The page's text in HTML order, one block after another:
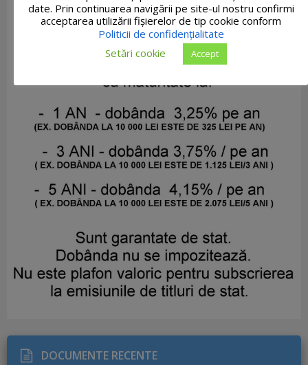
DOCUMENTE RECENTE
date. Prin continuarea navigării pe site-ul nostru confirmi
acceptarea utilizării fişierelor de tip cookie conform
Politicii de confidențialitate
Setări cookie
Accept